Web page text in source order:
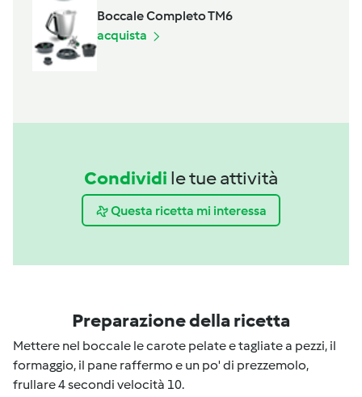
Boccale Completo TM6
acquista
Condividi le tue attività
Questa ricetta mi interessa
Preparazione della ricetta
Mettere nel boccale le carote pelate e tagliate a pezzi, il
formaggio, il pane raffermo e un po' di prezzemolo,
frullare 4 secondi velocità 10.